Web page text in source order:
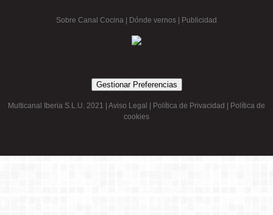
Sobre Canal Cocina Dónde vernos | Publicidad
Gestionar Preferencias
Multicanal Iberia S.L.U. 2021 | Aviso Legal Política de Privacidad
Política de
cookies